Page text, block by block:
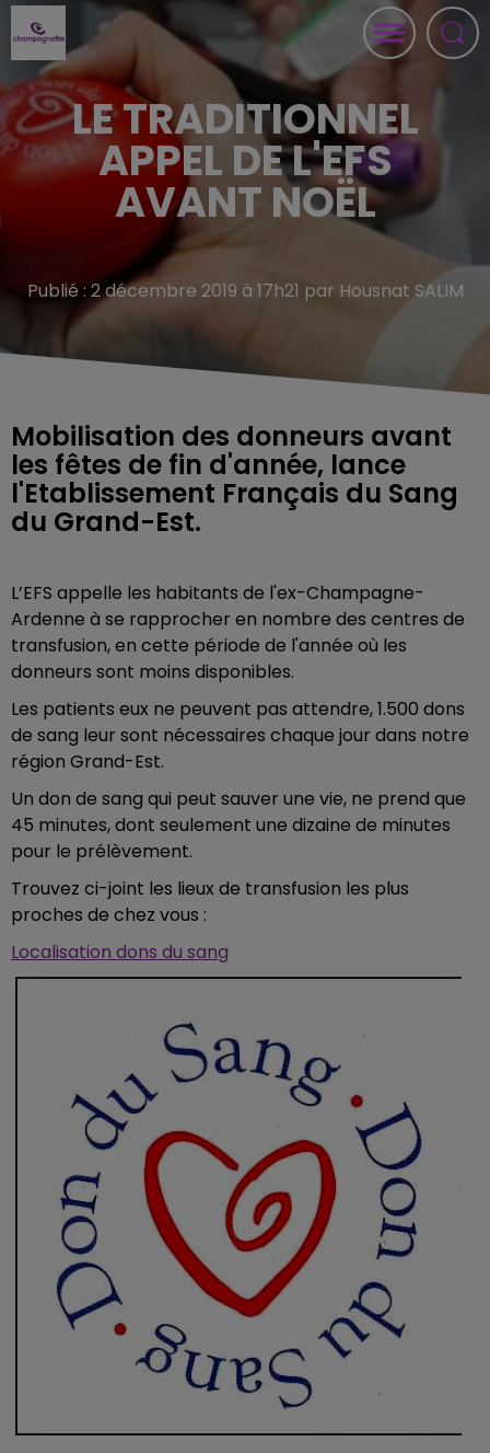
LE TRADITIONNEL
APPEL DE L'EFS
AVANT NOËL
Publié : 2 décembre 2019 à 17h21 par Housnat SALIM
Mobilisation des donneurs avant
les fêtes de fin d'année, lance
l'Etablissement Français du Sang
du Grand-Est.
L’EFS appelle les habitants de l'ex-Champagne-
Ardenne à se rapprocher en nombre des centres de
transfusion, en cette période de l'année où les
donneurs sont moins disponibles.
Les patients eux ne peuvent pas attendre, 1.500 dons
de sang leur sont nécessaires chaque jour dans notre
région Grand-Est.
Un don de sang qui peut sauver une vie, ne prend que
45 minutes, dont seulement une dizaine de minutes
pour le prélèvement.
Trouvez ci-joint les lieux de transfusion les plus
proches de chez vous :
Localisation dons du sang